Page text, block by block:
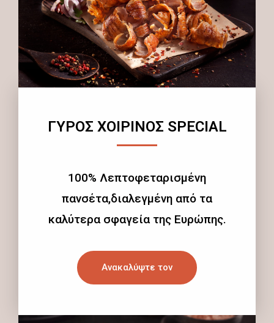
ΓΥΡΟΣ ΧΟΙΡΙΝΟΣ SPECIAL
100% Λεπτοφεταρισμένη
πανσέτα,διαλεγμένη από τα
καλύτερα σφαγεία της Ευρώπης.
Ανακαλύψτε τον